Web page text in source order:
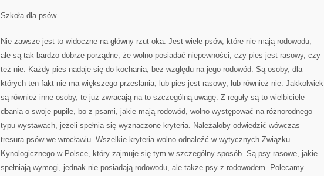
Szkoła dla psów
Nie zawsze jest to widoczne na główny rzut oka. Jest wiele psów, które nie mają rodowodu,
ale są tak bardzo dobrze porządne, że wolno posiadać niepewności, czy pies jest rasowy, czy
też nie. Każdy pies nadaje się do kochania, bez względu na jego rodowód. Są osoby, dla
których ten fakt nie ma większego przesłania, lub pies jest rasowy, lub również nie. Jakkolwiek
są również inne osoby, te już zwracają na to szczególną uwagę. Z reguły są to wielbiciele
dbania o swoje pupile, bo z psami, jakie mają rodowód, wolno występować na różnorodnego
typu wystawach, jeżeli spełnia się wyznaczone kryteria. Należałoby odwiedzić wówczas
tresura psów we wrocławiu. Wszelkie kryteria wolno odnaleźć w wytycznych Związku
Kynologicznego w Polsce, który zajmuje się tym w szczególny sposób. Są psy rasowe, jakie
spełniają wymogi, jednak nie posiadają rodowodu, ale także psy z rodowodem. Polecamy